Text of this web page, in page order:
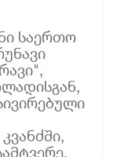
საერთო